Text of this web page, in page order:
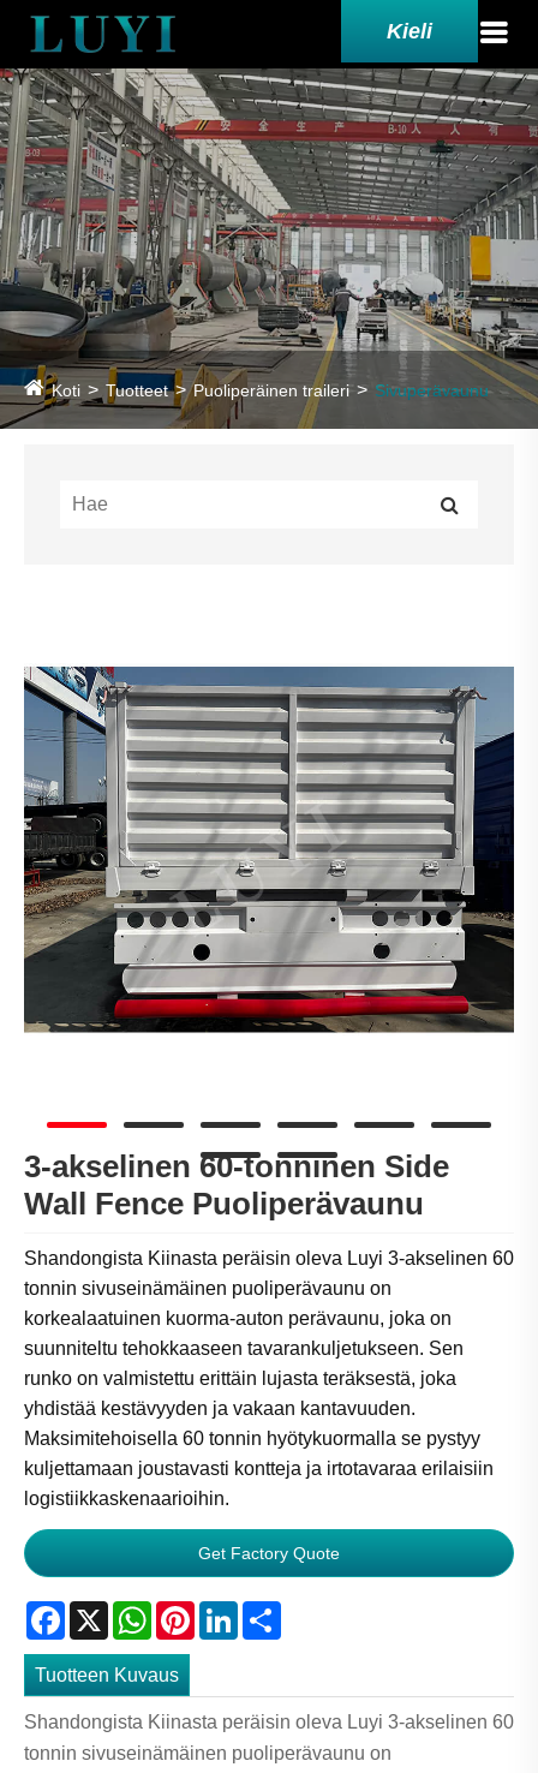
Kieli
Koti Tuotteet Puoliperäinen traileri Sivuperävaunu
3-akselinen 60-tonninen Side
Wall Fence Puoliperävaunu
Shandongista Kiinasta peräisin oleva Luyi 3-akselinen 60
tonnin sivuseinämäinen puoliperävaunu on
korkealaatuinen kuorma-auton perävaunu, joka on
suunniteltu tehokkaaseen tavarankuljetukseen. Sen
runko on valmistettu erittäin lujasta teräksestä, joka
yhdistää kestävyyden ja vakaan kantavuuden.
Maksimitehoisella 60 tonnin hyötykuormalla se pystyy
kuljettamaan joustavasti kontteja ja irtotavaraa erilaisiin
logistiikkaskenaarioihin.
Get Factory Quote
Facebook
X WhatsApp
PinterestLinkedIn
Tuotteen Kuvaus
Shandongista Kiinasta peräisin oleva Luyi 3-akselinen 60
tonnin sivuseinämäinen puoliperävaunu on